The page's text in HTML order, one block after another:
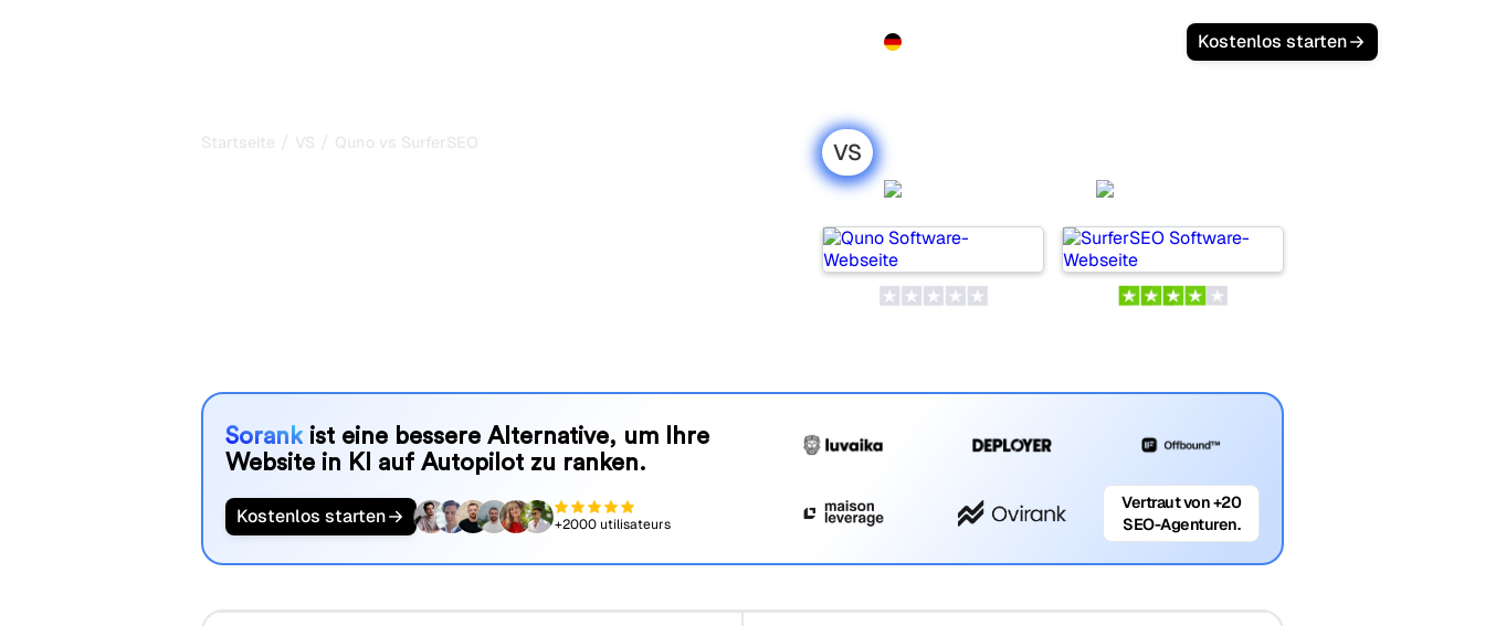
Kostenlos starten
Startseite / VS / Quno vs SurferSEO VS
Sorankist eine bessere Alternative, um Ihre
Website in KI auf Autopilot zu ranken.
Kostenlos starten +2000 utilisateurs
Vertraut von +20
SEO-Agenturen.